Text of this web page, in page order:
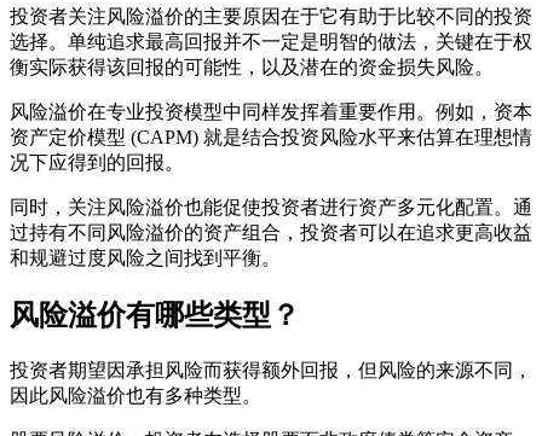
投资者关注风险溢价的主要原因在于它有助于比较不同的投资
选择。单纯追求最高回报并不一定是明智的做法，关键在于权
衡实际获得该回报的可能性，以及潜在的资金损失风险。
风险溢价在专业投资模型中同样发挥着重要作用。例如，资本
资产定价模型 (CAPM) 就是结合投资风险水平来估算在理想情
况下应得到的回报。
同时，关注风险溢价也能促使投资者进行资产多元化配置。通
过持有不同风险溢价的资产组合，投资者可以在追求更高收益
和规避过度风险之间找到平衡。
风险溢价有哪些类型？
投资者期望因承担风险而获得额外回报，但风险的来源不同，
因此风险溢价也有多种类型。